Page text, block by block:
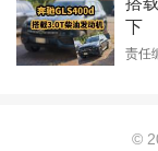
下
责任
©